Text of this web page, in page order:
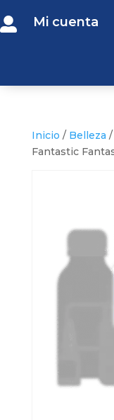
 Mi cuenta
Inicio / Belleza /
Fantastic